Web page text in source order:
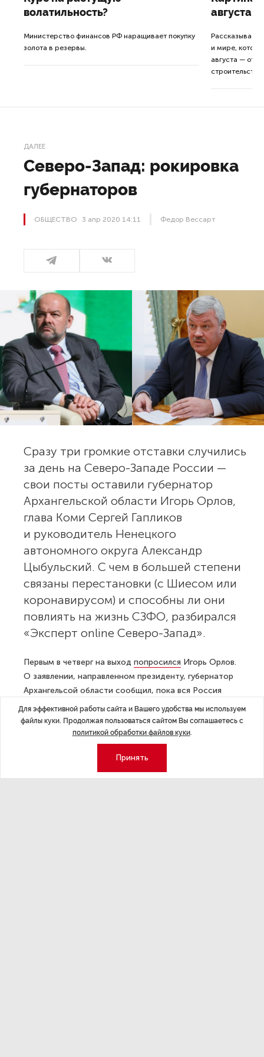
волатильность?
Министерство финансов РФ наращивает покупку
золота в резервы.
августа
Рассказываем
и мире,
августа — от
ДАЛЕЕ
Северо-Запад: рокировка
губернаторов
ОБЩЕСТВО 3 апр 2020 14:11 Федор Вессарт
Сразу три громкие отставки случились
за день на Северо-Западе России —
свои посты оставили губернатор
Архангельской области Игорь Орлов,
глава Коми Сергей Гапликов
и руководитель Ненецкого
автономного округа Александр
Цыбульский. С чем в большей степени
связаны перестановки (с Шиесом или
коронавирусом) и способны ли они
повлиять на жизнь СЗФО, разбирался
«Эксперт online Северо-Запад».
Первым в четверг на выход попросился Игорь Орлов.
О заявлении, направленном президенту, губернатор
Архангельсой области сообщил, пока вся Россия
слушала второе за восемь дней
спецобращение
Путина по коронавирусу. Незамеченной поморскими,
а затем и федеральными СМИ новость все равно
не прошла — в отставку губернатора, репутацию
которого непоправимо испортила история с Шиесом,
давно отправляли и журналисты, и общественники.
Для эффективной работы сайта и Вашего удобства мы используем
файлы куки. Продолжая пользоваться сайтом Вы соглашаетесь с
политикой обработки файлов куки.
Принять